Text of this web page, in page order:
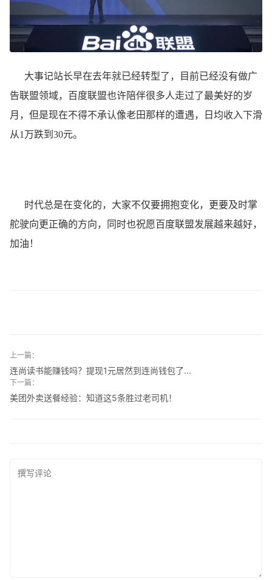
大事记站长早在去年就已经转型了，目前已经没有做广
告联盟领域，百度联盟也许陪伴很多人走过了最美好的岁
月，但是现在不得不承认像老田那样的遭遇，日均收入下滑
从1万跌到30元。
时代总是在变化的，大家不仅要拥抱变化，更要及时掌
舵驶向更正确的方向，同时也祝愿百度联盟发展越来越好，
加油！
上一篇：
连尚读书能赚钱吗？提现1元居然到连尚钱包了...
下一篇：
美团外卖送餐经验：知道这5条胜过老司机！